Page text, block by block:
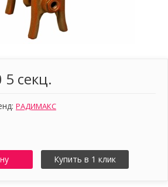
секц.
РАДИМАКС
Купить в 1 клик